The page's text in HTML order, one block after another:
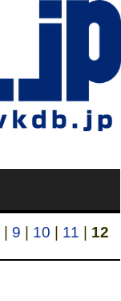
9 10 11 12